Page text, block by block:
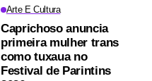
Arte E Cultura
Caprichoso anuncia
primeira mulher trans
como tuxaua no
Festival de Parintins